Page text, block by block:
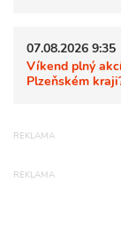
07.08.2026 9:35
Víkend plný
Plzeňském